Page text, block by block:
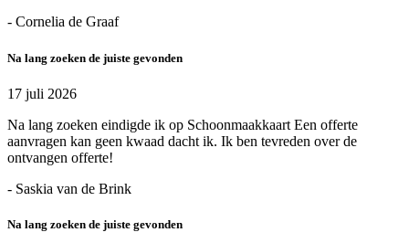
- Cornelia de Graaf
Na lang zoeken de juiste gevonden
17 juli 2026
Na lang zoeken eindigde ik op Schoonmaakkaart Een offerte
aanvragen kan geen kwaad dacht ik. Ik ben tevreden over de
ontvangen offerte!
- Saskia van de Brink
Na lang zoeken de juiste gevonden